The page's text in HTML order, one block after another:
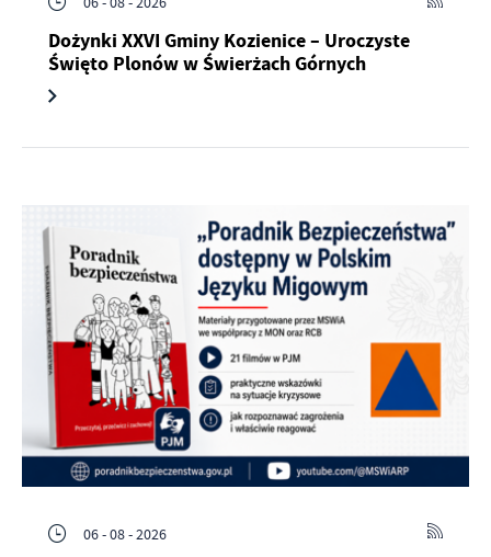
Dożynki XXVI Gminy Kozienice – Uroczyste
Święto Plonów w Świerżach Górnych
06 - 08 - 2026